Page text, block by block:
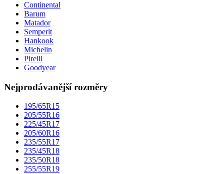
Continental
Barum
Matador
Semperit
Hankook
Michelin
Pirelli
Goodyear
Nejprodávanější rozměry
195/65R15
205/55R16
225/45R17
205/60R16
235/55R17
235/45R18
235/50R18
255/55R19